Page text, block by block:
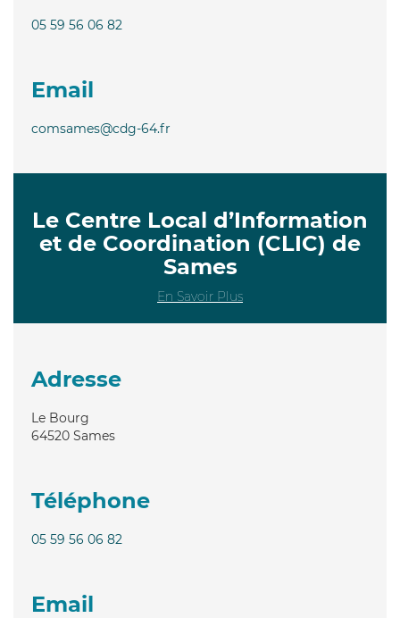
05 59 56 06 82
Email
comsames@cdg-64.fr
Le Centre Local d’Information
et de Coordination (CLIC) de
Sames
En Savoir Plus
Adresse
Le Bourg
64520 Sames
Téléphone
05 59 56 06 82
Email